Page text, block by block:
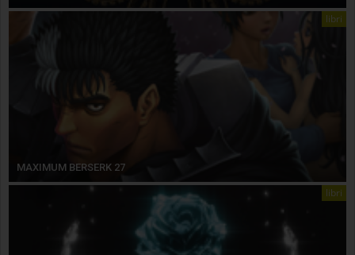
libri
MAXIMUM BERSERK 27
libri